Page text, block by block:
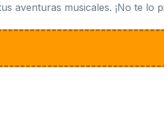
aventuras musicales. ¡No te lo